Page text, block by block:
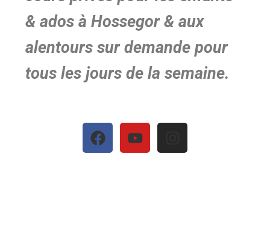
& ados à Hossegor & aux
alentours sur demande pour
tous les jours de la semaine.